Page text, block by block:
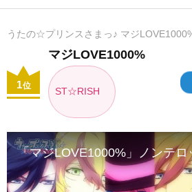
うたの☆プリンスさまっ♪ マジ
マジLOVE1000%
ST☆RISH
1位
「マジLOVE1000%」ノンテ